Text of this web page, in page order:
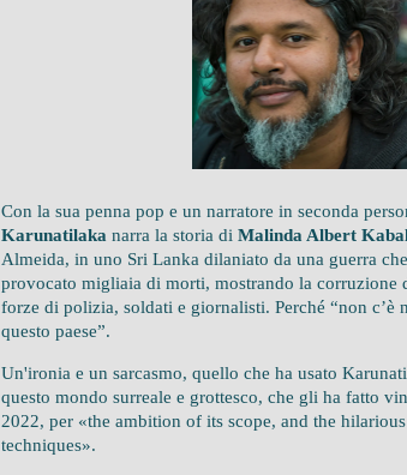
Con la sua penna pop e un narratore in seconda
Karunatilaka narra la storia di Malinda Albert
Almeida, in uno Sri Lanka dilaniato da una guerra
provocato migliaia di morti, mostrando la corruzione
forze di polizia, soldati e giornalisti. Perché “non c’è
questo paese”.
Un'ironia e un sarcasmo, quello che ha usato
questo mondo surreale e grottesco, che gli ha fatto
2022, per «the ambition of its scope, and the
techniques».